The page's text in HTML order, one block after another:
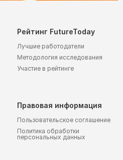
Рейтинг FutureToday
Лучшие работодатели
Методология исследования
Участие в рейтинге
Правовая информация
Пользовательское соглашение
Политика обработки
персональных данных